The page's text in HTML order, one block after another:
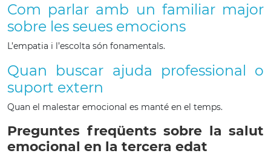
Com parlar amb un familiar major
sobre les seues emocions
L’empatia i l’escolta són fonamentals.
Quan buscar ajuda professional o
suport extern
Quan el malestar emocional es manté en el temps.
Preguntes freqüents sobre la salut
emocional en la tercera edat